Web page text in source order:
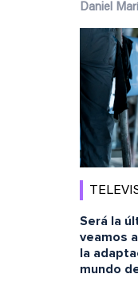
Daniel
Será la
veamos
la
mundo